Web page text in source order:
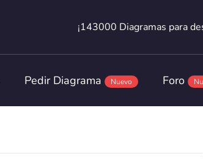
¡143000 Diagramas para
¡143000 Diagramas para
Pedir Diagrama Nuevo Foro